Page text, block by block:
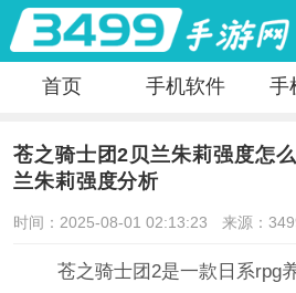
首页 手机软件 手
苍之骑士团2贝兰朱莉强度怎
兰朱莉强度分析
时间：2025-08-01 02:13:23 来源：
苍之骑士团2是一款日系rpg养